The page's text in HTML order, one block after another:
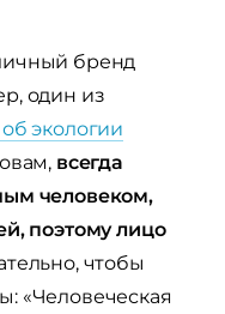
бренд
один из
экологии
всегда
человеком,
поэтому лицо
чтобы
«Человеческая